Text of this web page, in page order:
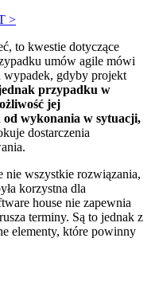
>
to kwestie dotyczące
umów agile mówi
wypadek, gdyby projekt
przypadku w
jej
od wykonania w sytuacji,
dostarczenia
nie wszystkie rozwiązania,
korzystna dla
house nie zapewnia
terminy. Są to jednak z
elementy, które powinny